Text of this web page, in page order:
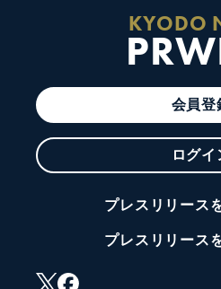
KYODO
会員登
ログイ
プレスリリース
プレスリリース